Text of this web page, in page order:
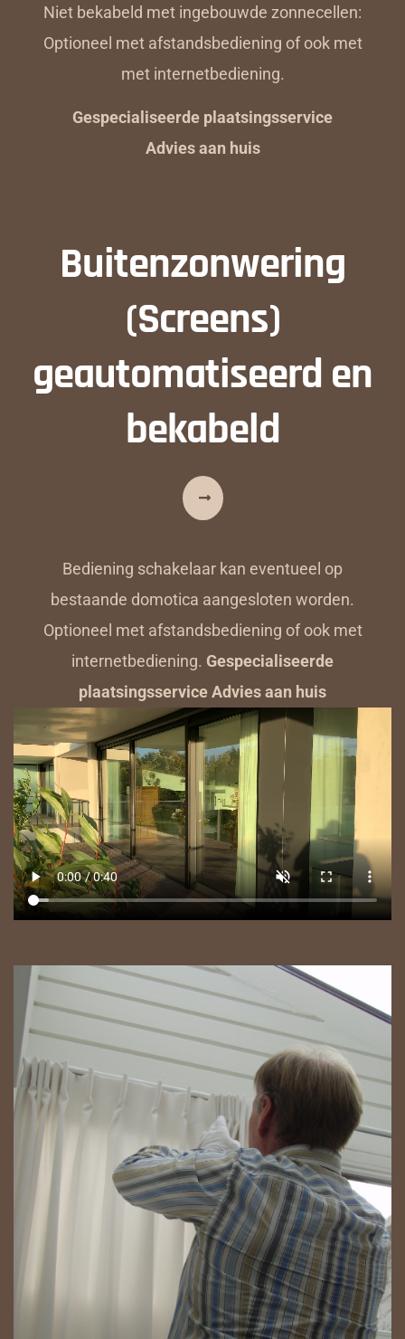
Niet bekabeld met ingebouwde zonnecellen:
Optioneel met afstandsbediening of ook met
met internetbediening.
Gespecialiseerde plaatsingsservice
Advies aan huis
Buitenzonwering
(Screens)
geautomatiseerd en
bekabeld
Bediening schakelaar kan eventueel op
bestaande domotica aangesloten worden.
Optioneel met afstandsbediening of ook met
internetbediening. Gespecialiseerde
plaatsingsservice Advies aan huis